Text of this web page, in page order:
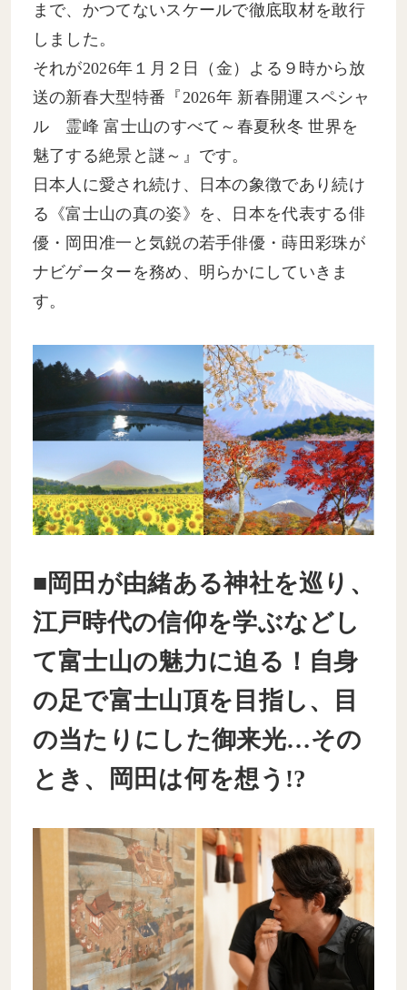
まで、かつてないスケールで徹底取材を敢行
しました。
それが2026年１月２日（金）よる９時から放
送の新春大型特番『2026年 新春開運スペシャ
ル 霊峰 富士山のすべて～春夏秋冬 世界を
魅了する絶景と謎～』です。
日本人に愛され続け、日本の象徴であり続け
る《富士山の真の姿》を、日本を代表する俳
優・岡田准一と気鋭の若手俳優・蒔田彩珠が
ナビゲーターを務め、明らかにしていきま
す。
■岡田が由緒ある神社を巡り、
江戸時代の信仰を学ぶなどし
て富士山の魅力に迫る！自身
の足で富士山頂を目指し、目
の当たりにした御来光…その
とき、岡田は何を想う!?